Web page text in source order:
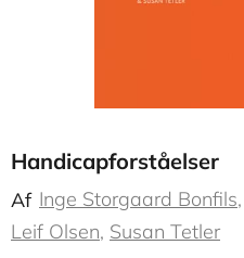
Handicapforståelser
Af Inge Storgaard Bonfils
Leif Olsen Susan Tetler